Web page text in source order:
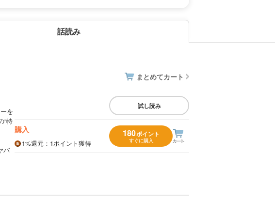
話読み
まとめてカート
を
“特
バ
試し読み
購入
1%還元 ：1ポイント獲得
180ポイント
すぐに購入